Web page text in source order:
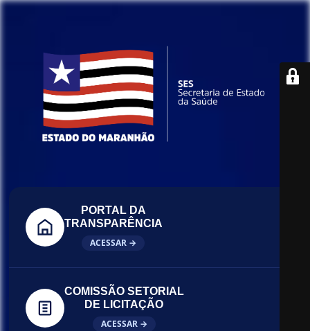
PORTAL DA
TRANSPARÊNCIA
ACESSAR →
COMISSÃO SETORIAL
DE LICITAÇÃO
ACESSAR →